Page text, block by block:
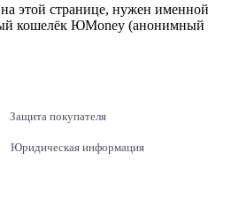
этой странице, нужен именной
кошелёк ЮMoney (анонимный
Защита покупателя
Юридическая информация